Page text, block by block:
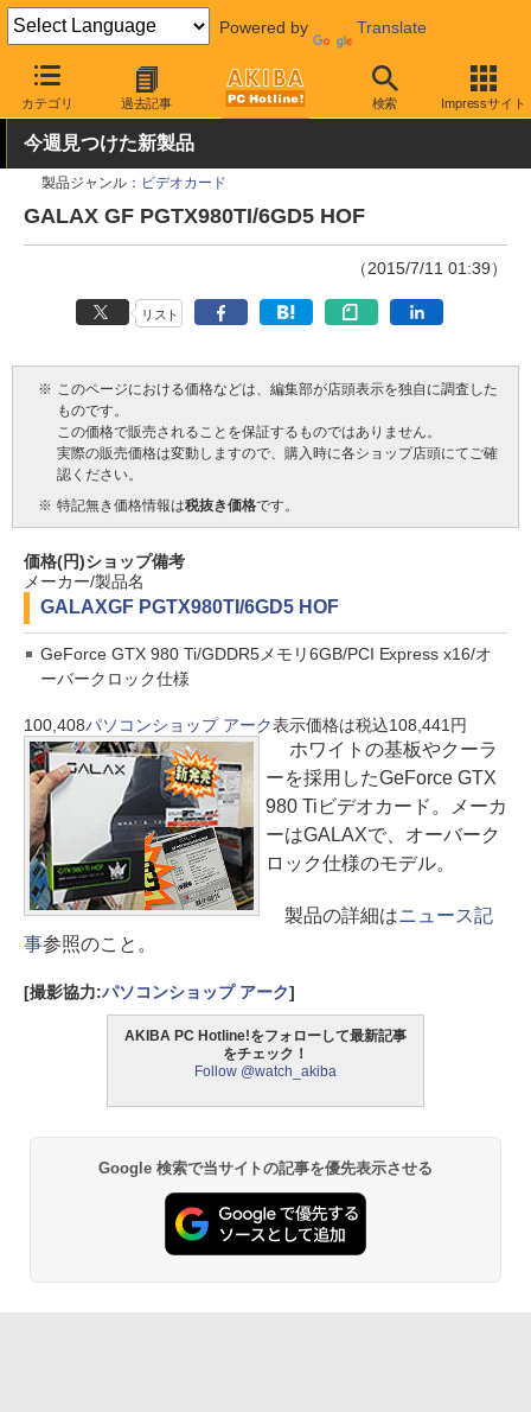
Powered by Translate
カテゴリ 過去記事 検索 Impressサイト
AKIBA PC Hotline! PCパーツ ビデオカード（グラフィックボード
今週見つけた新製品
製品ジャンル： ビデオカード
GALAX GF PGTX980TI/6GD5 HOF
（2015/7/11 01:39）
リスト
※ このページにおける価格などは、編集部が店頭表示を独自に調査した
ものです。
この価格で販売されることを保証するものではありません。
実際の販売価格は変動しますので、購入時に各ショップ店頭にてご確
認ください。
※ 特記無き価格情報は税抜き価格です。
価格(円)ショップ備考
メーカー/製品名
GALAXGF PGTX980TI/6GD5 HOF
GeForce GTX 980 Ti/GDDR5メモリ6GB/PCI Express x16/オ
ーバークロック仕様
100,408パソコンショップ アーク表示価格は税込108,441円
ホワイトの基板やクーラ
ーを採用したGeForce GTX
980 Tiビデオカード。メーカ
ーはGALAXで、オーバーク
ロック仕様のモデル。
製品の詳細はニュース記
事参照のこと。
[撮影協力:パソコンショップ アーク]
AKIBA PC Hotline!をフォローして最新記事
をチェック！
Follow @watch_akiba
Google 検索で当サイトの記事を優先表示させる